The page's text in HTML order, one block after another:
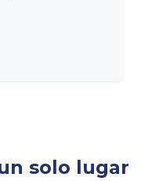
solo lugar